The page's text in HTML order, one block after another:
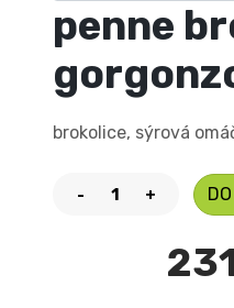
penne
brokolice, sýrová
- +